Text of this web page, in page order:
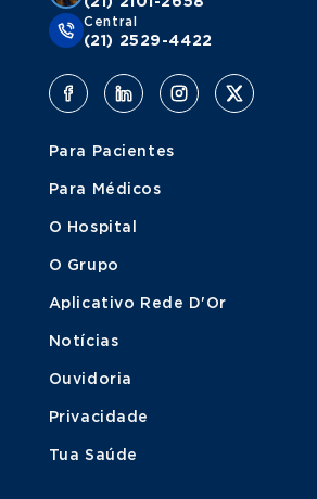
Central
(21) 2529-4422
Para Pacientes
Para Médicos
O Hospital
O Grupo
Aplicativo Rede D'Or
Notícias
Ouvidoria
Privacidade
Tua Saúde